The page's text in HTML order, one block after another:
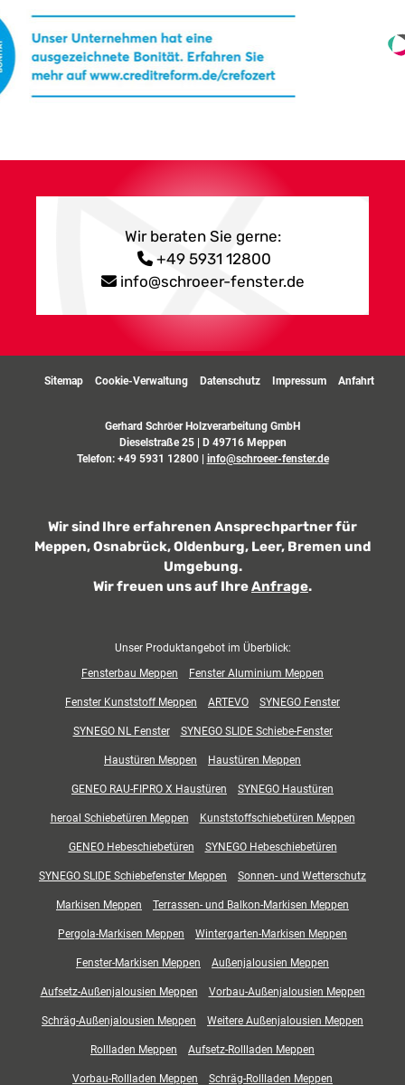
Wir beraten Sie gerne:
+49 5931 12800
info@schroeer-fenster.de
Sitemap Cookie-Verwaltung Datenschutz Impressum Anfahrt
Gerhard Schröer Holzverarbeitung GmbH
Dieselstraße 25 | D 49716 Meppen
Telefon: +49 5931 12800| info@schroeer-fenster.de
Wir sind Ihre erfahrenen Ansprechpartner für
Meppen, Osnabrück, Oldenburg, Leer, Bremen und
Umgebung.
Wir freuen uns auf IhreAnfrage.
Unser Produktangebot im Überblick:
Fensterbau Meppen
Fenster Aluminium Meppen
Fenster Kunststoff Meppen ARTEVO SYNEGO Fenster
SYNEGO NL Fenster SYNEGO SLIDE Schiebe-Fenster
Haustüren Meppen Haustüren Meppen
GENEO RAU-FIPRO X Haustüren SYNEGO Haustüren
heroal Schiebetüren Meppen Kunststoffschiebetüren Meppen
GENEO Hebeschiebetüren SYNEGO Hebeschiebetüren
SYNEGO SLIDE Schiebefenster Meppen Sonnen- und Wetterschutz
Markisen Meppen Terrassen- und Balkon-Markisen Meppen
Pergola-Markisen Meppen Wintergarten-Markisen Meppen
Fenster-Markisen Meppen Außenjalousien Meppen
Aufsetz-Außenjalousien Meppen Vorbau-Außenjalousien Meppen
Schräg-Außenjalousien Meppen Weitere Außenjalousien Meppen
Rollladen Meppen Aufsetz-Rollladen Meppen
Vorbau-Rollladen Meppen Schräg-Rollladen Meppen